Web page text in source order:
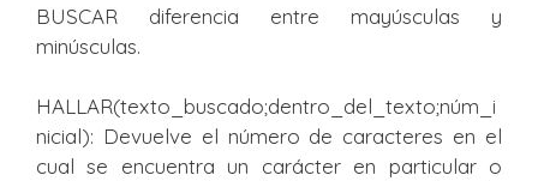
BUSCAR diferencia entre mayúsculas y
minúsculas.
HALLAR(texto_buscado;dentro_del_texto;núm_i
nicial): Devuelve el número de caracteres en el
cual se encuentra un carácter en particular o